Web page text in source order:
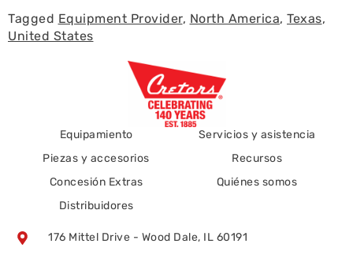
Tagged Equipment Provider, North America, Texas,
United States
Equipamiento
Piezas y accesorios
Concesión Extras
Distribuidores
Servicios y asistencia
Recursos
Quiénes somos
176 Mittel Drive - Wood Dale, IL 60191